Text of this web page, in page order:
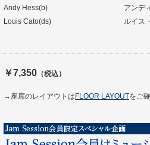
Andy Hess(b)
アンデ
Louis Cato(ds)
ルイス
￥7,350 （税込）
→座席のレイアウトは FLOOR LAYOUTをご